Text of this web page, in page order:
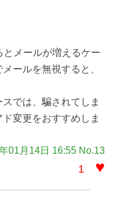
メールが増えるケー
ールを無視すると、
では、騙されてしま
変更をおすすめしま
01月14日 16:55 No.13
1 ♥